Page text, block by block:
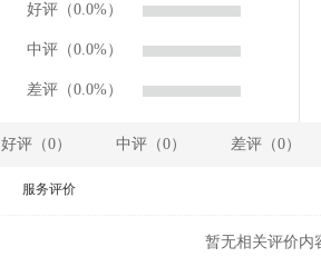
好评（0.0%）
中评（0.0%）
差评（0.0%）
好评（0） 中评（0） 差评（0）
服务评价
暂无相关评价内